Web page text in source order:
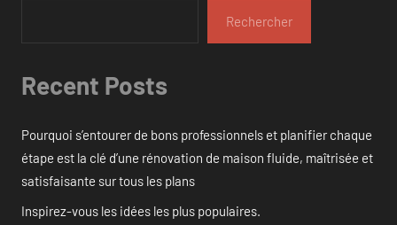
Rechercher
Recent Posts
Pourquoi s’entourer de bons professionnels et planifier chaque
étape est la clé d’une rénovation de maison fluide, maîtrisée et
satisfaisante sur tous les plans
Inspirez-vous les idées les plus populaires.